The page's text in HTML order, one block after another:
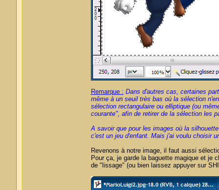
Remarque : Dans d'autres cas, certaines
même à un seuil très bas où la sélection
sélection rectangulaire ou elliptique (ou
courante", afin de retirer de la sélection les
A savoir que pour les images où la
c'est un jeu d'enfant. Mais j'ai voulu choisir
Revenons à notre image, il faut aussi
Pour ça, je garde la baguette magique et je
de "lissage" (ou bien laissez appuyer sur